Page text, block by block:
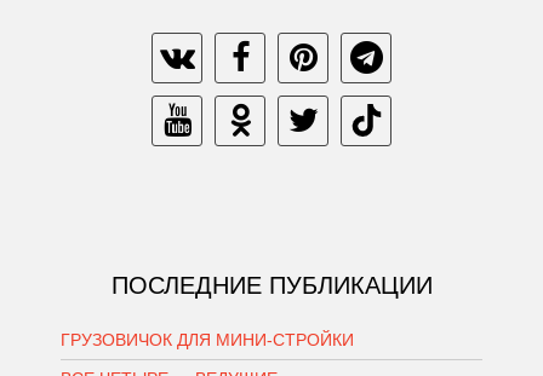
ПОСЛЕДНИЕ ПУБЛИКАЦИИ
ГРУЗОВИЧОК ДЛЯ МИНИ-СТРОЙКИ